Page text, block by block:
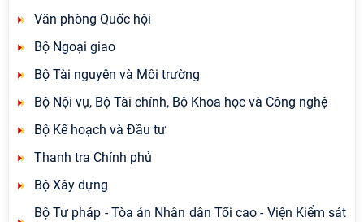
Văn phòng Quốc hội
Bộ Ngoại giao
Bộ Tài nguyên và Môi trường
Bộ Nội vụ, Bộ Tài chính, Bộ Khoa học và Công nghệ
Bộ Kế hoạch và Đầu tư
Thanh tra Chính phủ
Bộ Xây dựng
Bộ Tư pháp - Tòa án Nhân dân Tối cao - Viện Kiểm sát